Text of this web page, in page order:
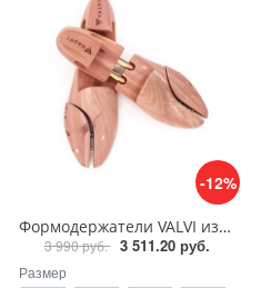
-12%
Формодержатели VALVI из 3 частей, кедр
3 990 руб. 3 511.20 руб.
Размер